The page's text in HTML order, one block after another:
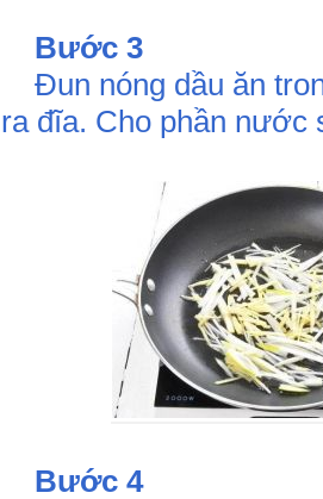
Bước 3
Đun nóng dầu ăn
ra đĩa. Cho phần nước
Bước 4